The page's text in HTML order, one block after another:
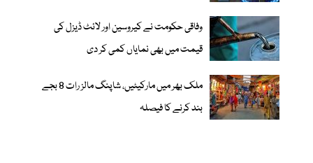
وفاقی حکومت نے کیروسین اور لائٹ ڈیزل کی
قیمت میں بھی نمایاں کمی کر دی
ملک بھر میں مارکیٹیں، شاپنگ مالز رات 8 بجے
بند کرنے کا فیصلہ